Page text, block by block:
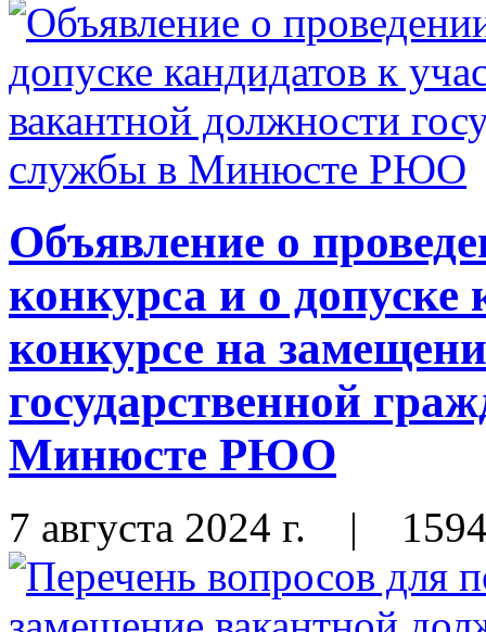
Объявление о
конкурса и о
конкурсе на
государственной
Минюсте РЮО
7 августа 2024 г. |